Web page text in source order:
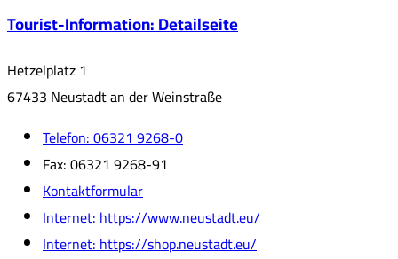
Tourist-Information: Detailseite
Hetzelplatz 1
67433 Neustadt an der Weinstraße
Telefon:06321 9268-0
Fax:06321 9268-91
Kontaktformular
Internet:https://www.neustadt.eu/
Internet:https://shop.neustadt.eu/